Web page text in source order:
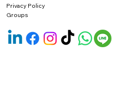
Privacy Policy
Groups